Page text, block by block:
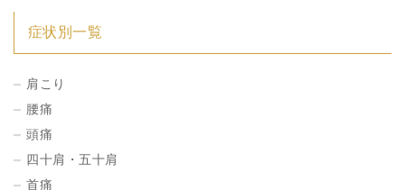
症状別一覧
肩こり
腰痛
頭痛
四十肩・五十肩
首痛